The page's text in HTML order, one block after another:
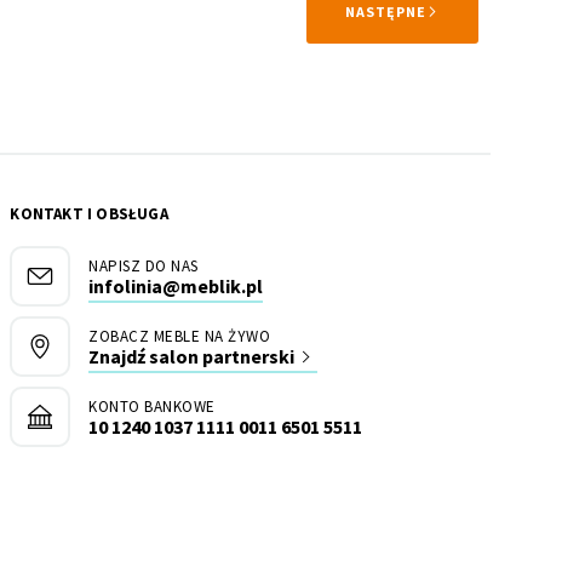
STRONA
NASTĘPNE
KONTAKT I OBSŁUGA
NAPISZ DO NAS
infolinia@meblik.pl
ZOBACZ MEBLE NA ŻYWO
Znajdź salon partnerski
KONTO BANKOWE
10 1240 1037 1111 0011 6501 5511